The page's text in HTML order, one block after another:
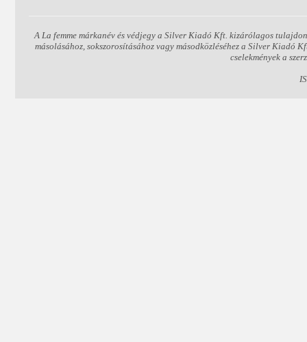
A La femme márkanév és védjegy a Silver Kiadó Kft. kizárólagos
másolásához, sokszorosításához vagy másodközléséhez a Silver Kiadó
cselekmények a